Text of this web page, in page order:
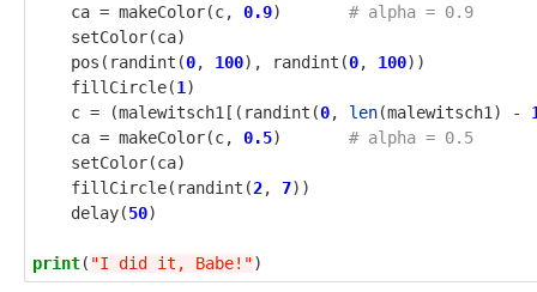
ca = makeColor(c, 0.9)
setColor(ca)
pos ( randint (0, 100), randint (0, 100))
fillCircle(1 )
c = (malewitsch1 [( randint (0, len(malewitsch1 ) -
ca = makeColor(c, 0.5)
setColor(ca)
fillCircle( randint (2, 7))
delay(50)
print( "I did it, Babe!")